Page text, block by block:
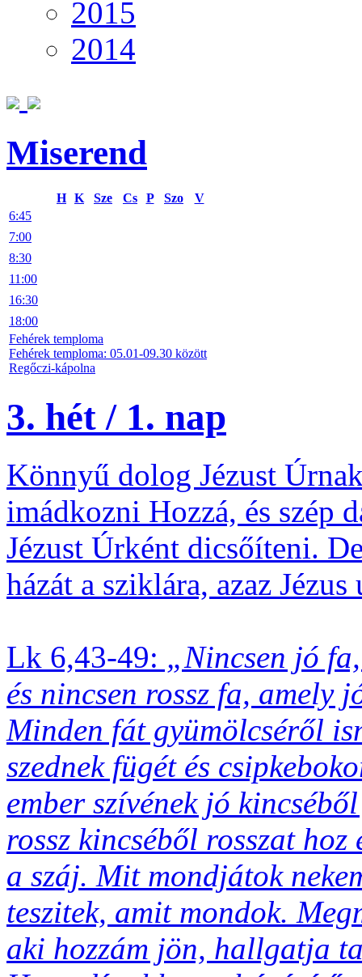
2015
2014
Miserend
H K Sze Cs P Szo
V
6:45
7:00
8:30
11:00
16:30
18:00
Fehérek temploma
Fehérek temploma: 05.01-09.30 között
Regőczi-kápolna
3. hét / 1. nap
Könnyű dolog Jézust
imádkozni Hozzá, és szép
Jézust Úrként dicsőíteni.
házát a sziklára, azaz
Lk 6,43-49: „Nincsen jó
és nincsen rossz fa, amely
Minden fát gyümölcséről
szednek fügét és
ember szívének jó
rossz kincséből rosszat
a száj. Mit mondjátok
teszitek, amit mondok.
aki hozzám jön, hallgatja